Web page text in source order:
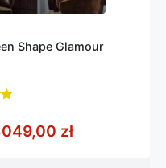
Shape Glamour
złZakres cen: